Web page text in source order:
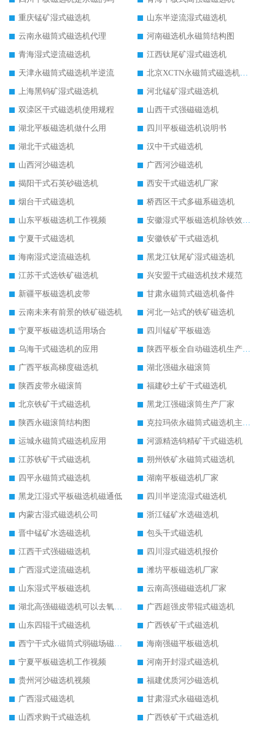
重庆锰矿湿式磁选机
山东半逆流湿式磁选机
云南永磁筒式磁选机代理
河南磁选机永磁筒结构图
青海湿式逆流磁选机
江西钛尾矿湿式磁选机
天津永磁筒式磁选机半逆流
北京XCTN永磁筒式磁选机磁块位置
上海黑钨矿湿式磁选机
河北锰矿湿式磁选机
双滦区干式磁选机使用规程
山西干式强磁磁选机
湖北平板磁选机做什么用
四川平板磁选机说明书
湖北干式磁选机
汉中干式磁选机
山西河沙磁选机
广西河沙磁选机
揭阳干式石英砂磁选机
西安干式磁选机厂家
烟台干式磁选机
桥西区干式多磁系磁选机
山东平板磁选机工作视频
安徽湿式平板磁选机除铁效果怎么样
宁夏干式磁选机
安徽铁矿干式磁选机
海南湿式逆流磁选机
黑龙江钛尾矿湿式磁选机
江苏干式选铁矿磁选机
兴安盟干式磁选机技术规范
新疆平板磁选机皮带
甘肃永磁筒式磁选机备件
云南未来有前景的铁矿磁选机
河北一站式的铁矿磁选机
宁夏平板磁选机适用场合
四川锰矿平板磁选
乌海干式磁选机的应用
陕西平板全自动磁选机生产厂家
广西平板高梯度磁选机
湖北强磁永磁滚筒
陕西皮带永磁滚筒
福建砂土矿干式磁选机
北京铁矿干式磁选机
黑龙江强磁滚筒生产厂家
陕西永磁滚筒结构图
克拉玛依永磁筒式磁选机主要技术参数
运城永磁筒式磁选机应用
河源精选钨精矿干式磁选机
江苏铁矿干式磁选机
朔州铁矿永磁筒式磁选机
四平永磁筒式磁选机
湖南平板磁选机厂家
黑龙江湿式平板磁选机磁通低
四川半逆流湿式磁选机
内蒙古湿式磁选机公司
浙江锰矿水选磁选机
晋中锰矿水选磁选机
包头干式磁选机
江西干式强磁磁选机
四川湿式磁选机报价
广西湿式逆流磁选机
潍坊平板磁选机厂家
山东湿式平板磁选机
云南高强磁磁选机厂家
湖北高强磁磁选机可以去氧化铝
广西超强皮带辊式磁选机
山东四辊干式磁选机
广西铁矿干式磁选机
西宁干式永磁筒式弱磁场磁选机结构图
海南强磁平板磁选机
宁夏平板磁选机工作视频
河南开封湿式磁选机
贵州河沙磁选机视频
福建优质河沙磁选机
广西湿式磁选机
甘肃湿式永磁磁选机
山西求购干式磁选机
广西铁矿干式磁选机